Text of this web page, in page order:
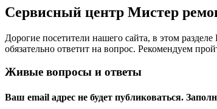
Сервисный центр Мистер
Дорогие посетители нашего сайта, в этом
обязательно ответит на вопрос. Рекомендуем
Живые вопросы и ответы
Ваш email адрес не будет публиковаться.